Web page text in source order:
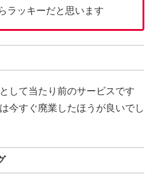
ラッキーだと思います
して当たり前のサービスです
今すぐ廃業したほうが良いでし